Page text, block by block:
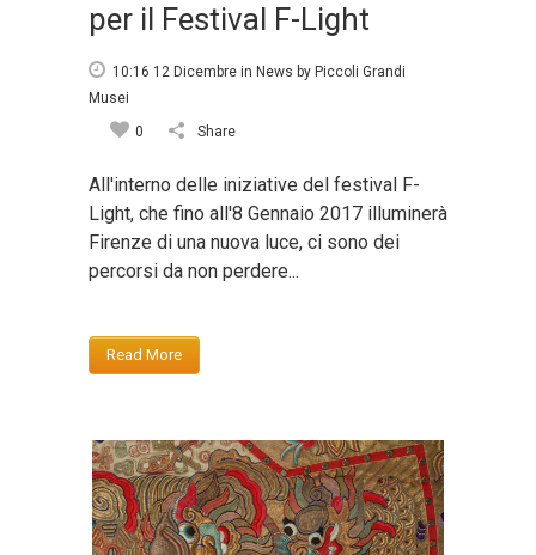
per il Festival F-Light
10:16 12 Dicembre in News by Piccoli Grandi
Musei
0
Share
All'interno delle iniziative del festival F-
Light, che fino all'8 Gennaio 2017 illuminerà
Firenze di una nuova luce, ci sono dei
percorsi da non perdere...
Read More